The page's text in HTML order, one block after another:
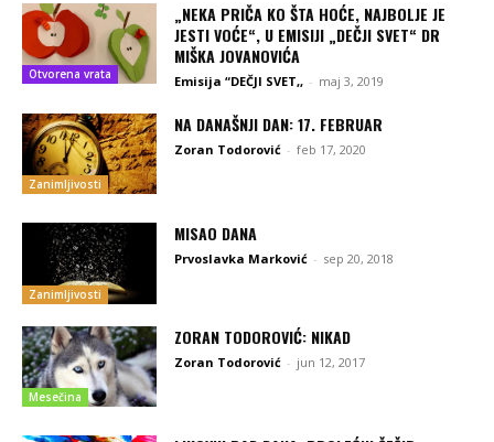
Otvorena vrata
„NEKA PRIČA KO ŠTA HOĆE, NAJBOLJE JE
JESTI VOĆE“, U EMISIJI „DEČJI SVET“ DR
MIŠKA JOVANOVIĆA
Emisija “DEČJI SVET,, - maj 3, 2019
Zanimljivosti
NA DANAŠNJI DAN: 17. FEBRUAR
Zoran Todorović - feb 17, 2020
Zanimljivosti
MISAO DANA
Prvoslavka Marković - sep 20, 2018
Mesečina
ZORAN TODOROVIĆ: NIKAD
Zoran Todorović - jun 12, 2017